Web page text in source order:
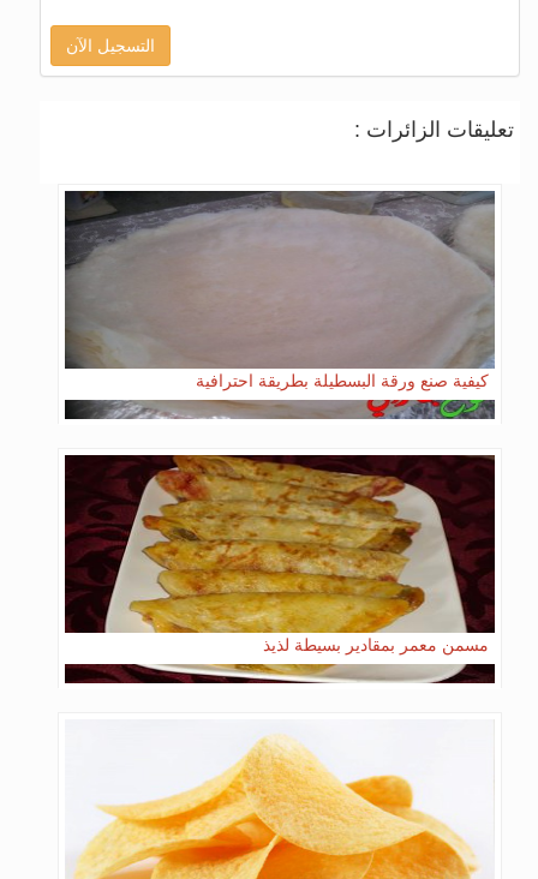
التسجيل الآن
تعليقات الزائرات :
كيفية صنع ورقة البسطيلة بطريقة احترافية
مسمن معمر بمقادير بسيطة لذيذ